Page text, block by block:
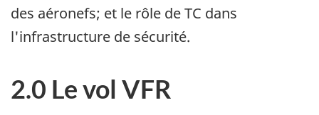
des aéronefs; et le rôle de TC dans
l'infrastructure de sécurité.
2.0 Le vol VFR